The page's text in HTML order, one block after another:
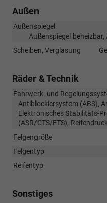
Außen
Außenspiegel
Außenspiegel
Scheiben, Verglasung
Räder & Technik
Fahrwerk- und
Antiblockiersystem (ABS),
Elektronisches Stabilitäts-
(ASR/CTS/ETS),
Felgengröße
Felgentyp
Reifentyp
Sonstiges